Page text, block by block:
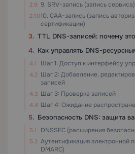
9. SRV-запись (запись сервиса)
10. CAA-запись (запись
сертификации)
TTL DNS-записей: почему
Как управлять DNS-
Шаг 1: Доступ к интерфейсу
Шаг 2: Добавление,
записей
Шаг 3: Проверка записей
Шаг 4: Ожидание
Безопасность DNS: защита
DNSSEC (расширения
Аутентификация электронной
DMARC)